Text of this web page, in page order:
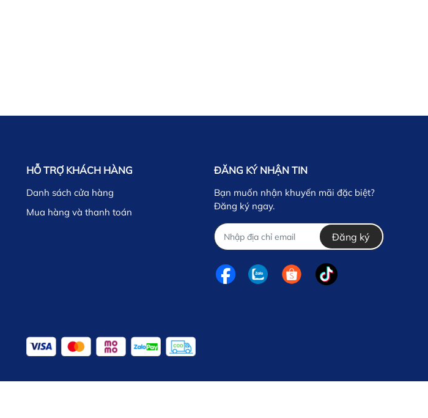
HỖ TRỢ KHÁCH HÀNG
Danh sách cửa hàng
Mua hàng và thanh toán
ĐĂNG KÝ NHẬN TIN
Bạn muốn nhận khuyến mãi đặc biệt?
Đăng ký ngay.
Đăng ký